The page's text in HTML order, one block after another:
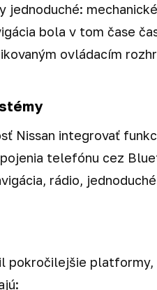
bola v tom čase
ovládacím
Nissan integrovať
telefónu cez
rádio,
pokročilejšie platformy,